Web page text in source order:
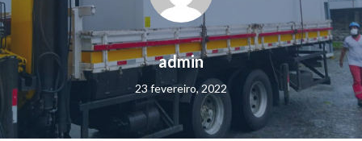
admin
23 fevereiro, 2022